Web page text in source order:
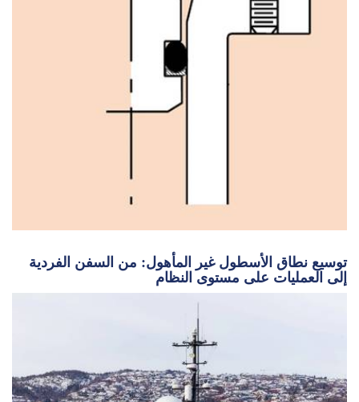
توسيع نطاق الأسطول غير المأهول: من السفن الفردية
إلى العمليات على مستوى النظام